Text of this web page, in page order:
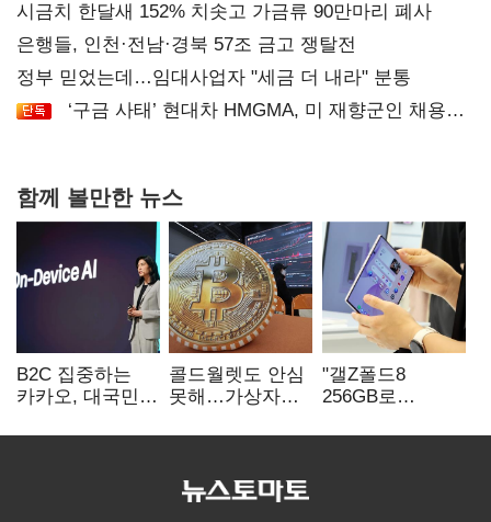
시금치 한달새 152% 치솟고 가금류 90만마리 폐사
은행들, 인천·전남·경북 57조 금고 쟁탈전
정부 믿었는데…임대사업자 "세금 더 내라" 분통
‘구금 사태’ 현대차 HMGMA, 미 재향군인 채용
함께 볼만한 뉴스
B2C 집중하는
카카오, 대국민
AI' 사활
콜드월렛도 안심
못해…가상자산
'보안 시험대'
"갤Z폴드8
256GB로
추가"